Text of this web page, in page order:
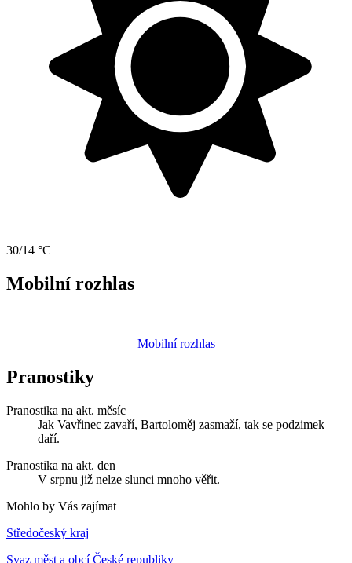
30/14 °C
Mobilní rozhlas
Mobilní rozhlas
Pranostiky
Pranostika na akt. měsíc
Jak Vavřinec zavaří, Bartoloměj zasmaží, tak se podzimek
daří.
Pranostika na akt. den
V srpnu již nelze slunci mnoho věřit.
Mohlo by Vás zajímat
Středočeský kraj
Svaz měst a obcí České republiky